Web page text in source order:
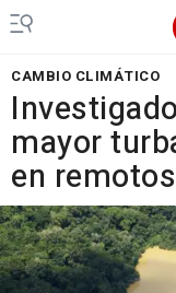
CAMBIO CLIMÁTICO
mayor
en